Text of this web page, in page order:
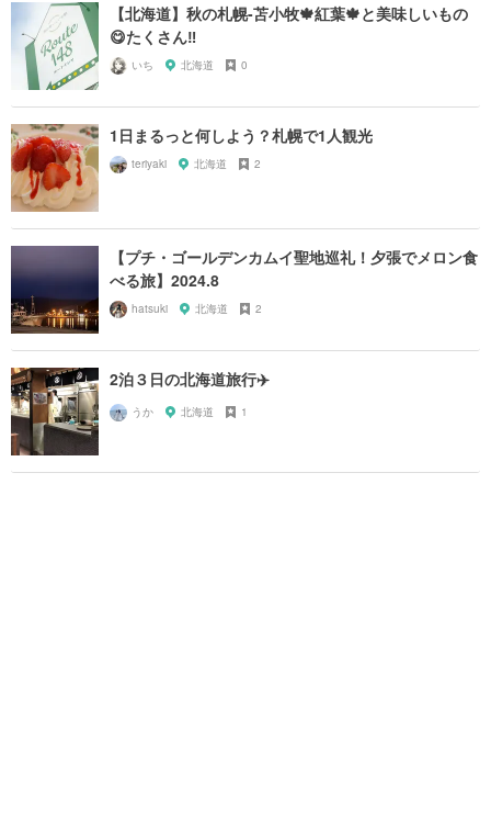
【北海道】秋の札幌-苫小牧🍁紅葉🍁と美味しいもの
😋たくさん‼️
いち 北海道 0
1日まるっと何しよう？札幌で1人観光
teriyaki 北海道 2
【プチ・ゴールデンカムイ聖地巡礼！夕張でメロン食
べる旅】2024.8
hatsuki 北海道 2
2泊３日の北海道旅行✈️
うか 北海道 1